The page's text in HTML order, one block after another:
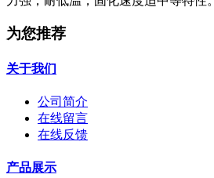
为您推荐
关于我们
公司简介
在线留言
在线反馈
产品展示